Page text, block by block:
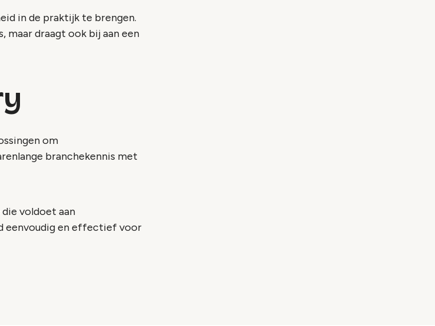
in de praktijk te brengen.
maar draagt ook bij aan een
om
branchekennis met
voldoet aan
eenvoudig en effectief voor